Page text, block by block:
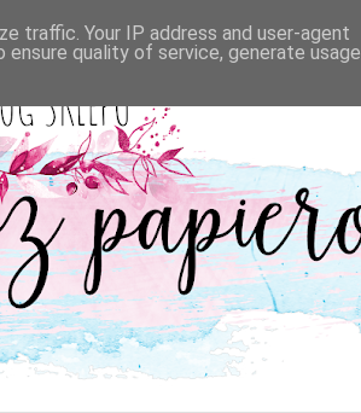
traffic. Your IP address and user-agent
quality of service, generate usage